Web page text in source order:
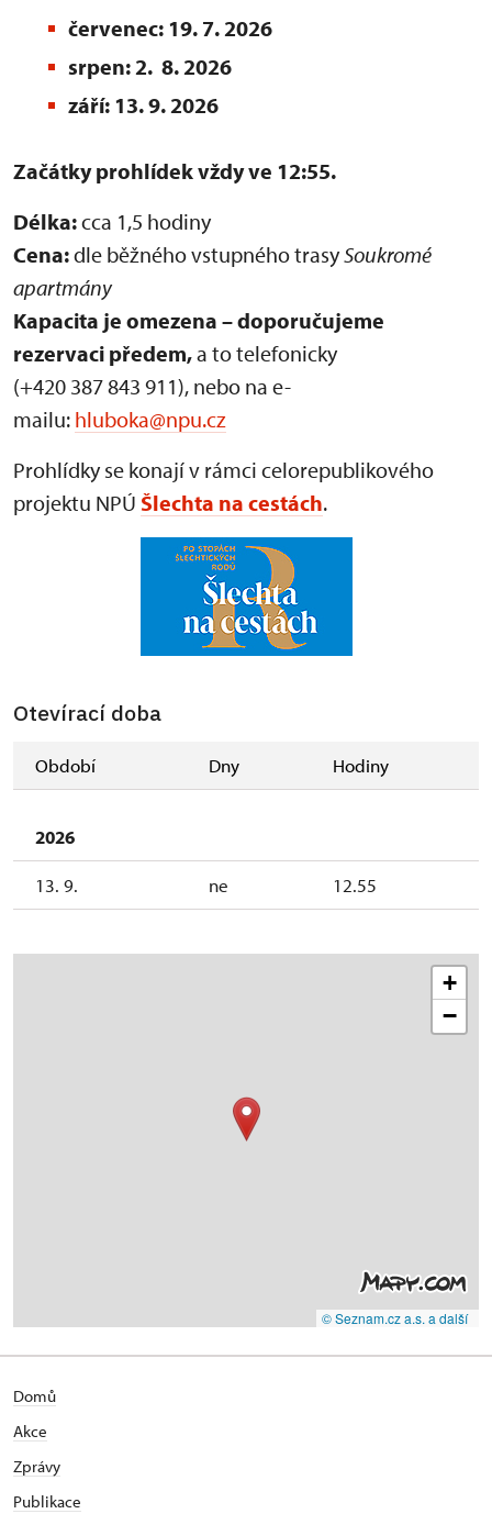
červenec: 19. 7. 2026
srpen: 2. 8. 2026
září: 13. 9. 2026
Začátky prohlídek vždy ve 12:55.
Délka:cca 1,5 hodiny
Cena:dle běžného vstupného trasySoukromé
apartmány
Kapacita je omezena – doporučujeme
rezervaci předem,a to telefonicky
(+420 387 843 911), nebo na e-
mailu: hluboka@npu.cz
Prohlídky se konají v rámci celorepublikového
projektu NPÚ Šlechta na cestách.
Otevírací doba
Období Dny Hodiny
2026
13. 9. ne 12.55
+
−
© Seznam.cz a.s. a další
Domů
Akce
Zprávy
Publikace